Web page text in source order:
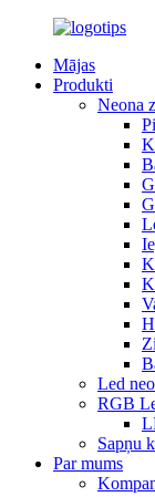
Mājas
Produkti
Neona
Led
RGB
Sapņu
Par mums